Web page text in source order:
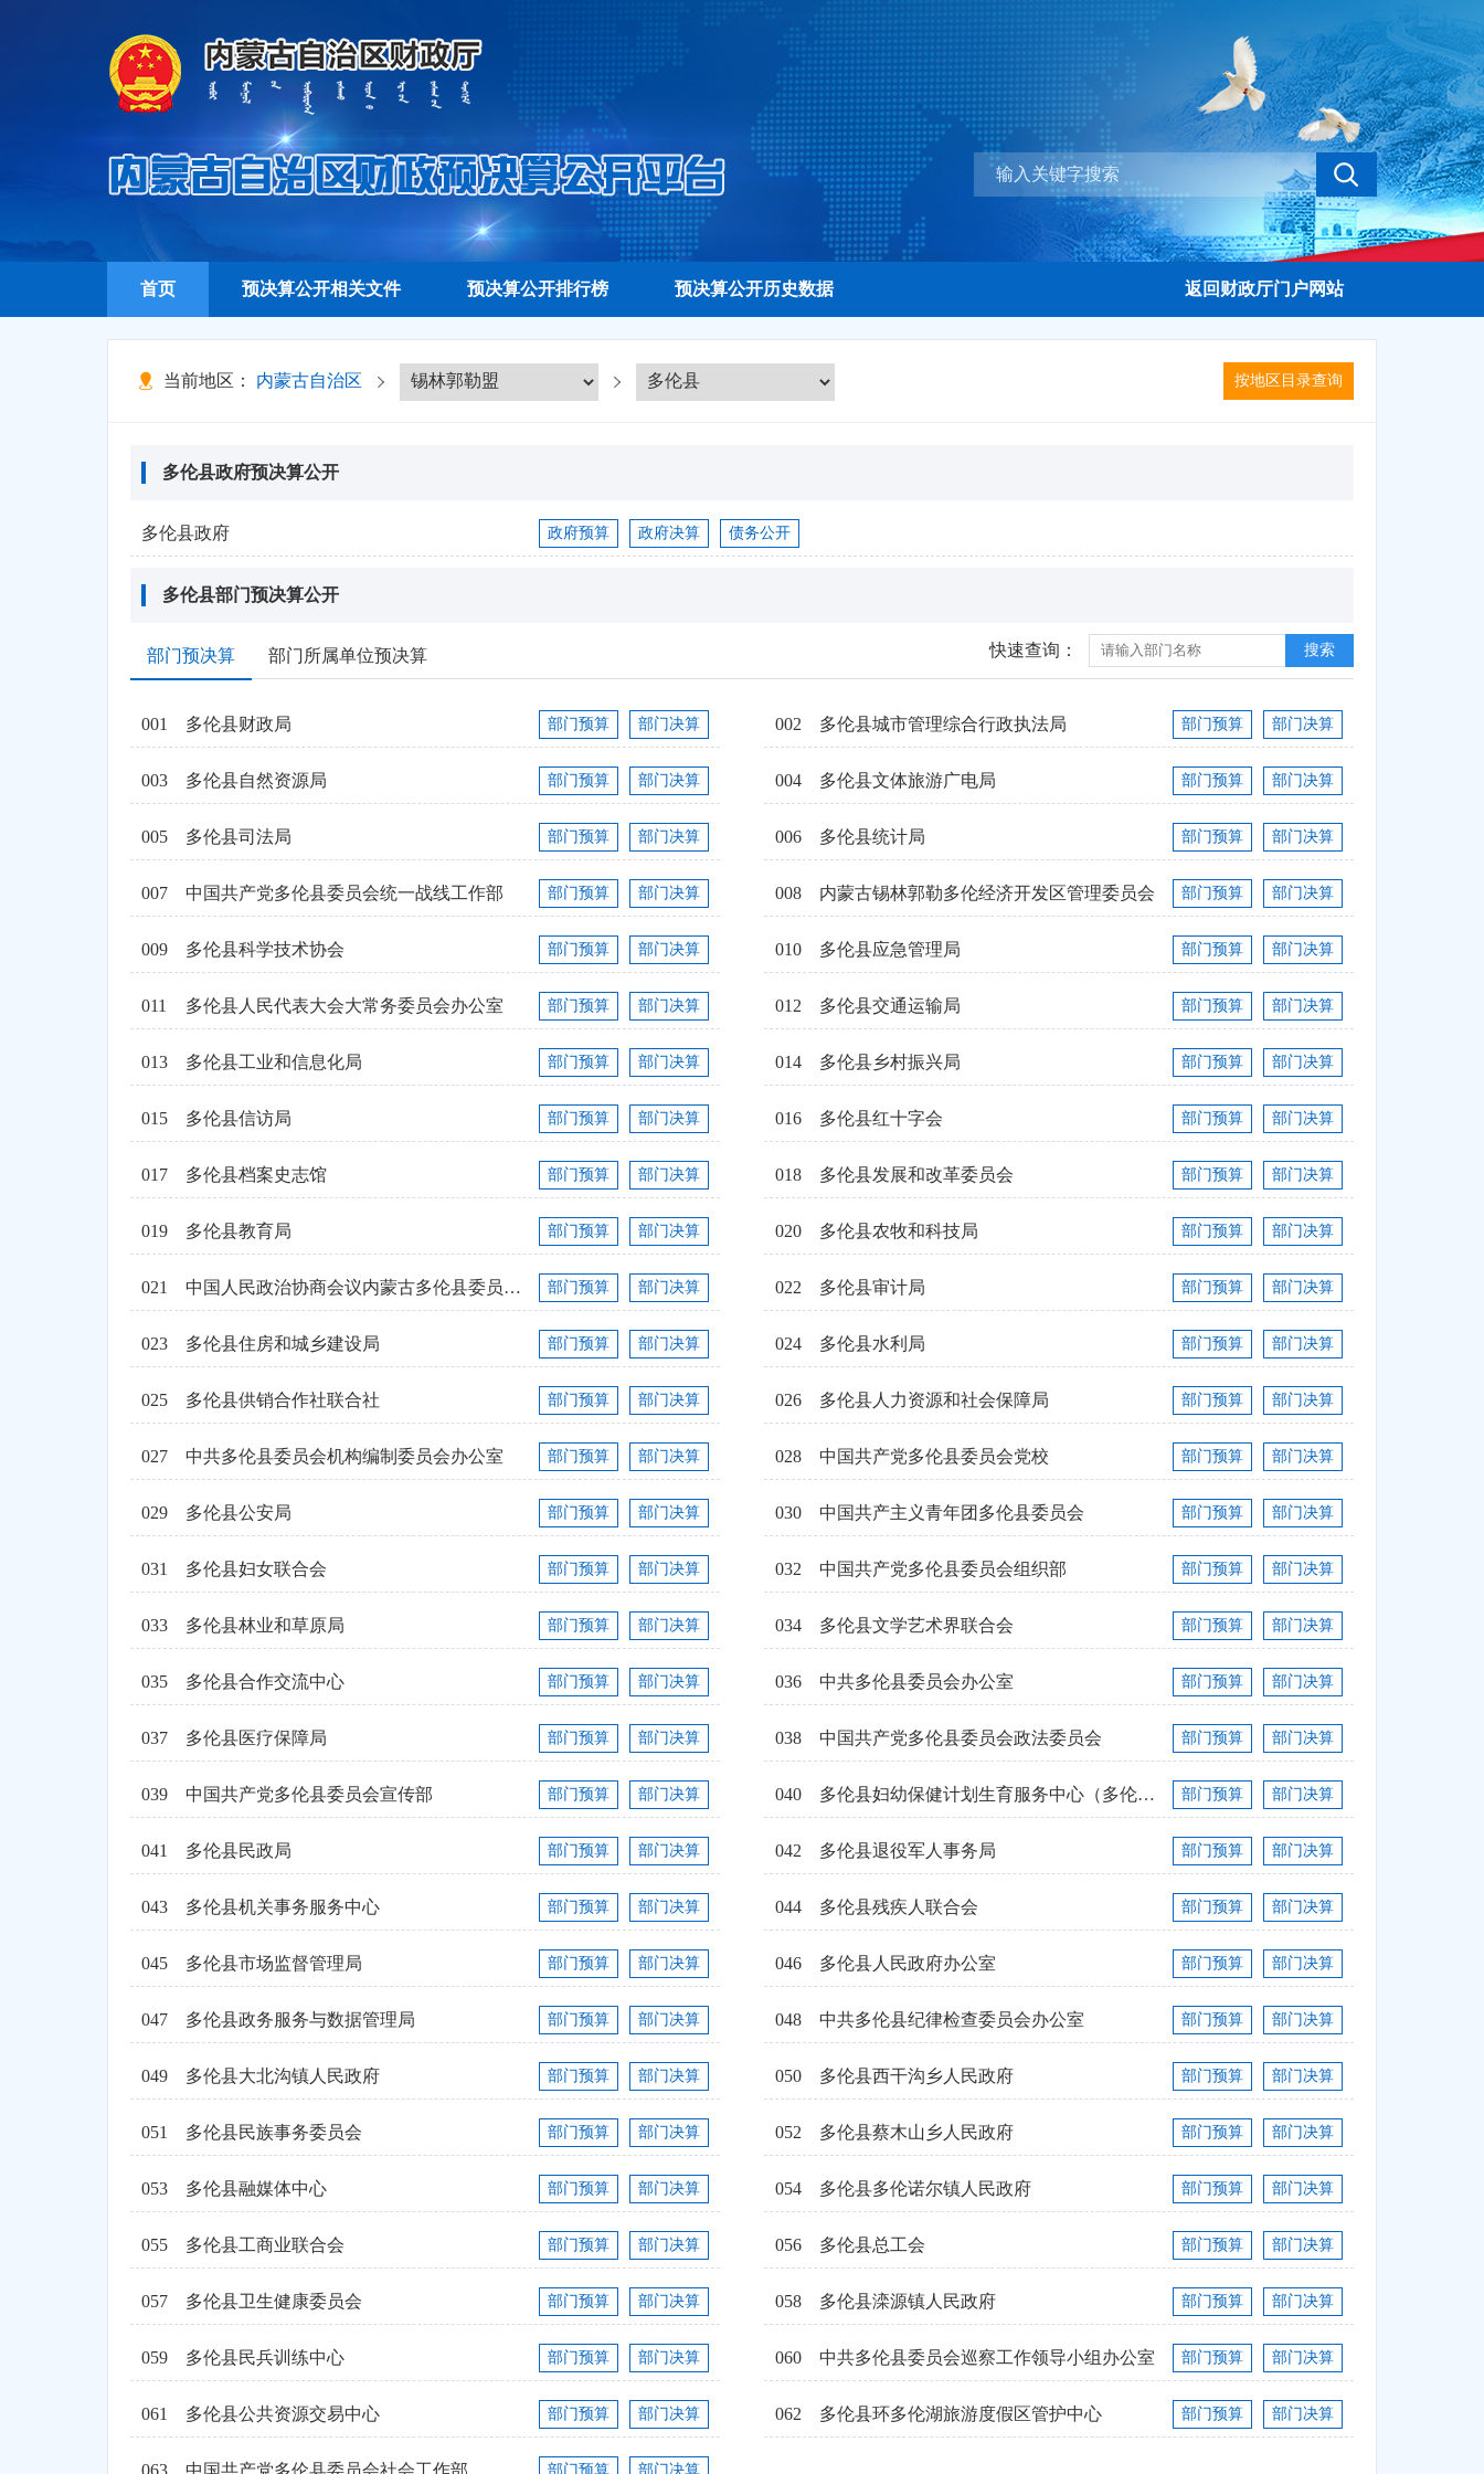
首页 预决算公开相关文件 预决算公开排行榜 预决算公开历史数据 返回财政厅门户网站
当前地区： 内蒙古自治区 按地区目录查询
多伦县政府预决算公开
多伦县政府 政府预算 政府决算 债务公开
多伦县部门预决算公开
部门预决算 部门所属单位预决算 快速查询： 搜索
001 多伦县财政局 部门预算 部门决算 002 多伦县城市管理综合行政执法局 部门预算 部门决算
003 多伦县自然资源局 部门预算 部门决算 004 多伦县文体旅游广电局 部门预算 部门决算
005 多伦县司法局 部门预算 部门决算 006 多伦县统计局 部门预算 部门决算
007 中国共产党多伦县委员会统一战线工作部 部门预算 部门决算 008 内蒙古锡林郭勒多伦经济开发区管理委员会 部门预算 部门决算
009 多伦县科学技术协会 部门预算 部门决算 010 多伦县应急管理局 部门预算 部门决算
011 多伦县人民代表大会大常务委员会办公室 部门预算 部门决算 012 多伦县交通运输局 部门预算 部门决算
013 多伦县工业和信息化局 部门预算 部门决算 014 多伦县乡村振兴局 部门预算 部门决算
015 多伦县信访局 部门预算 部门决算 016 多伦县红十字会 部门预算 部门决算
017 多伦县档案史志馆 部门预算 部门决算 018 多伦县发展和改革委员会 部门预算 部门决算
019 多伦县教育局 部门预算 部门决算 020 多伦县农牧和科技局 部门预算 部门决算
021 中国人民政治协商会议内蒙古多伦县委员会... 部门预算 部门决算 022 多伦县审计局 部门预算 部门决算
023 多伦县住房和城乡建设局 部门预算 部门决算 024 多伦县水利局 部门预算 部门决算
025 多伦县供销合作社联合社 部门预算 部门决算 026 多伦县人力资源和社会保障局 部门预算 部门决算
027 中共多伦县委员会机构编制委员会办公室 部门预算 部门决算 028 中国共产党多伦县委员会党校 部门预算 部门决算
029 多伦县公安局 部门预算 部门决算 030 中国共产主义青年团多伦县委员会 部门预算 部门决算
031 多伦县妇女联合会 部门预算 部门决算 032 中国共产党多伦县委员会组织部 部门预算 部门决算
033 多伦县林业和草原局 部门预算 部门决算 034 多伦县文学艺术界联合会 部门预算 部门决算
035 多伦县合作交流中心 部门预算 部门决算 036 中共多伦县委员会办公室 部门预算 部门决算
037 多伦县医疗保障局 部门预算 部门决算 038 中国共产党多伦县委员会政法委员会 部门预算 部门决算
039 中国共产党多伦县委员会宣传部 部门预算 部门决算 040 多伦县妇幼保健计划生育服务中心（多伦县... 部门预算 部门决算
041 多伦县民政局 部门预算 部门决算 042 多伦县退役军人事务局 部门预算 部门决算
043 多伦县机关事务服务中心 部门预算 部门决算 044 多伦县残疾人联合会 部门预算 部门决算
045 多伦县市场监督管理局 部门预算 部门决算 046 多伦县人民政府办公室 部门预算 部门决算
047 多伦县政务服务与数据管理局 部门预算 部门决算 048 中共多伦县纪律检查委员会办公室 部门预算 部门决算
049 多伦县大北沟镇人民政府 部门预算 部门决算 050 多伦县西干沟乡人民政府 部门预算 部门决算
051 多伦县民族事务委员会 部门预算 部门决算 052 多伦县蔡木山乡人民政府 部门预算 部门决算
053 多伦县融媒体中心 部门预算 部门决算 054 多伦县多伦诺尔镇人民政府 部门预算 部门决算
055 多伦县工商业联合会 部门预算 部门决算 056 多伦县总工会 部门预算 部门决算
057 多伦县卫生健康委员会 部门预算 部门决算 058 多伦县滦源镇人民政府 部门预算 部门决算
059 多伦县民兵训练中心 部门预算 部门决算 060 中共多伦县委员会巡察工作领导小组办公室 部门预算 部门决算
061 多伦县公共资源交易中心 部门预算 部门决算 062 多伦县环多伦湖旅游度假区管护中心 部门预算 部门决算
063 中国共产党多伦县委员会社会工作部 部门预算 部门决算